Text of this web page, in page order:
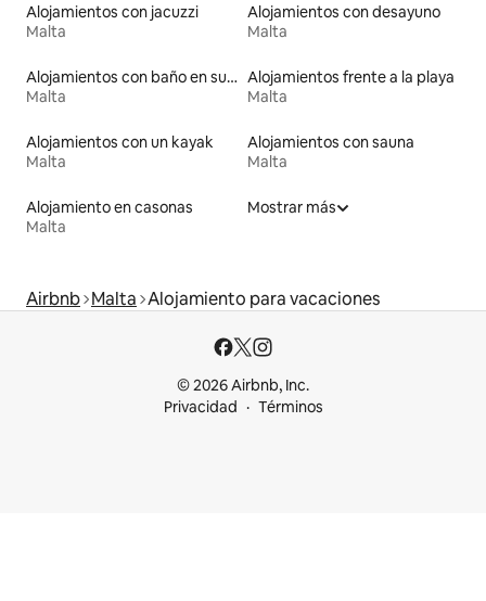
Alojamientos con jacuzzi
Malta
Alojamientos con desayuno
Malta
Alojamientos con baño en suite
Malta
Alojamientos frente a la playa
Malta
Alojamientos con un kayak
Malta
Alojamientos con sauna
Malta
Alojamiento en casonas
Malta
Mostrar más
Airbnb Malta Alojamiento para vacaciones
© 2026 Airbnb, Inc.
Privacidad
Términos